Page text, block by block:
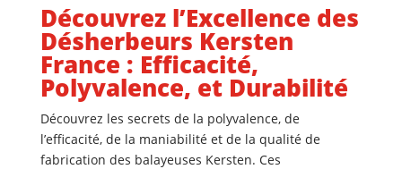
Découvrez l’Excellence des
Désherbeurs Kersten
France : Efficacité,
Polyvalence, et Durabilité
Découvrez les secrets de la polyvalence, de
l’efficacité, de la maniabilité et de la qualité de
fabrication des balayeuses Kersten. Ces